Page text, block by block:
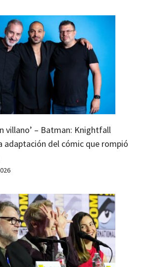
villano’ – Batman: Knightfall
adaptación del cómic que rompió